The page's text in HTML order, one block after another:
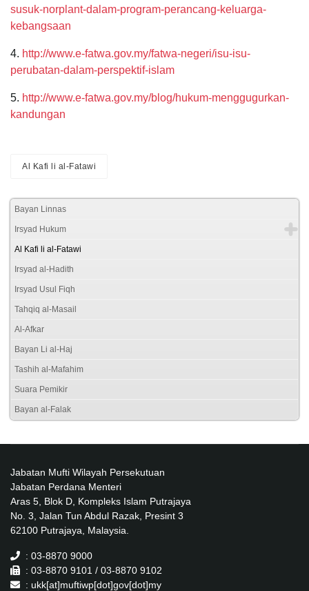
susuk-norplant-dalam-program-perancang-keluarga-
kebangsaan
4. http://www.e-fatwa.gov.my/fatwa-negeri/isu-isu-
perubatan-dalam-perspektif-islam
5. http://www.e-fatwa.gov.my/blog/hukum-menggugurkan-
kandungan
Al Kafi li al-Fatawi
Bayan Linnas
Irsyad Hukum
Al Kafi li al-Fatawi
Irsyad al-Hadith
Irsyad Usul Fiqh
Tahqiq al-Masail
Al-Afkar
Bayan Li al-Haj
Tashih al-Mafahim
Suara Pemikir
Bayan al-Falak
Jabatan Mufti Wilayah Persekutuan
Jabatan Perdana Menteri
Aras 5, Blok D, Kompleks Islam Putrajaya
No. 3, Jalan Tun Abdul Razak, Presint 3
62100 Putrajaya, Malaysia.
: 03-8870 9000
: 03-8870 9101 / 03-8870 9102
: ukk[at]muftiwp[dot]gov[dot]my